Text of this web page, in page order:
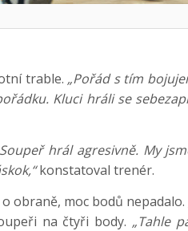
trable. „Pořád s tím
Kluci hráli se
hrál agresivně. My
konstatoval trenér.
obraně, moc bodů nepadalo.
na čtyři body. „Tahle